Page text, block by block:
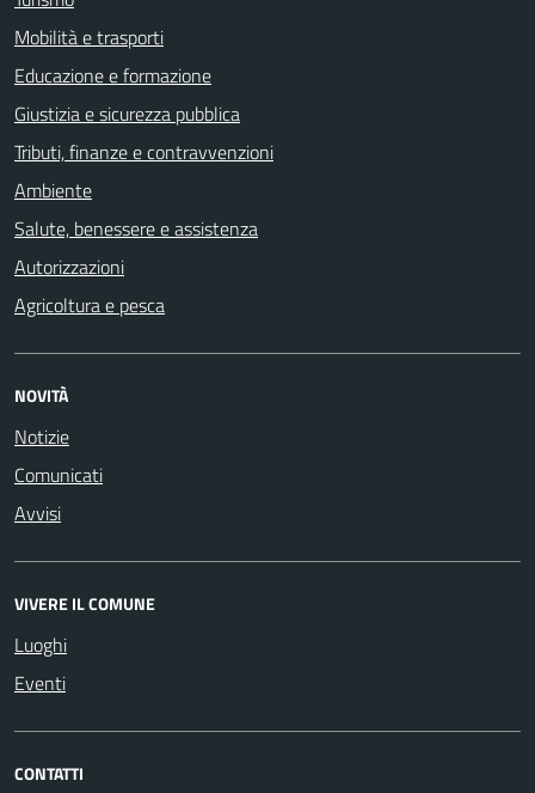
Mobilità e trasporti
Educazione e formazione
Giustizia e sicurezza pubblica
Tributi, finanze e contravvenzioni
Ambiente
Salute, benessere e assistenza
Autorizzazioni
Agricoltura e pesca
NOVITÀ
Notizie
Comunicati
Avvisi
VIVERE IL COMUNE
Luoghi
Eventi
CONTATTI